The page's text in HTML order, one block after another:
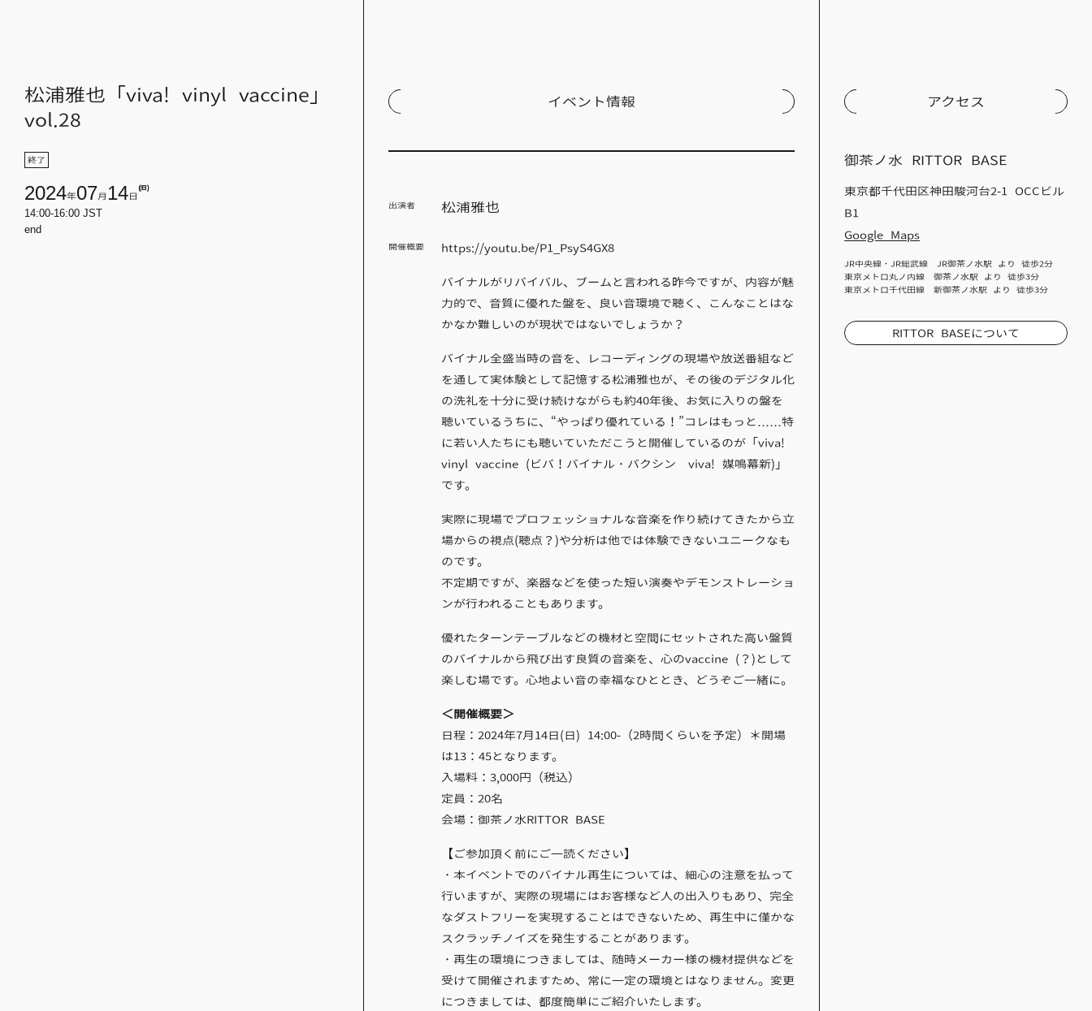
松浦雅也「viva! vinyl vaccine」
vol.28
終了
2024年07月14日
(日)
14:00-16:00 JST
end
イベント情報
出演者 松浦雅也
開催概要
https://youtu.be/P1_PsyS4GX8
バイナルがリバイバル、ブームと言われる昨今ですが、内容が魅
力的で、音質に優れた盤を、良い音環境で聴く、こんなことはな
かなか難しいのが現状ではないでしょうか？
バイナル全盛当時の音を、レコーディングの現場や放送番組など
を通して実体験として記憶する松浦雅也が、その後のデジタル化
の洗礼を十分に受け続けながらも約40年後、お気に入りの盤を
聴いているうちに、“やっぱり優れている！”コレはもっと……特
に若い人たちにも聴いていただこうと開催しているのが「viva!
vinyl vaccine (ビバ！バイナル・バクシン viva! 媒鳴幕新)」
です。
実際に現場でプロフェッショナルな音楽を作り続けてきたから立
場からの視点(聴点？)や分析は他では体験できないユニークなも
のです。
不定期ですが、楽器などを使った短い演奏やデモンストレーショ
ンが行われることもあります。
優れたターンテーブルなどの機材と空間にセットされた高い盤質
のバイナルから飛び出す良質の音楽を、心のvaccine (？)として
楽しむ場です。心地よい音の幸福なひととき、どうぞご一緒に。
＜開催概要＞
日程：2024年7月14日(日) 14:00-（2時間くらいを予定）＊開場
は13：45となります。
入場料：3,000円（税込）
定員：20名
会場：御茶ノ水RITTOR BASE
【ご参加頂く前にご一読ください】
・本イベントでのバイナル再生については、細心の注意を払って
行いますが、実際の現場にはお客様など人の出入りもあり、完全
なダストフリーを実現することはできないため、再生中に僅かな
スクラッチノイズを発生することがあります。
・再生の環境につきましては、随時メーカー様の機材提供などを
受けて開催されますため、常に一定の環境とはなりません。変更
につきましては、都度簡単にご紹介いたします。
アクセス
御茶ノ水 RITTOR BASE
東京都千代田区神田駿河台2-1 OCCビル
B1
Google Maps
JR中央線・JR総武線 JR御茶ノ水駅 より 徒歩2分
東京メトロ丸ノ内線 御茶ノ水駅 より 徒歩3分
東京メトロ千代田線 新御茶ノ水駅 より 徒歩3分
RITTOR BASEについて